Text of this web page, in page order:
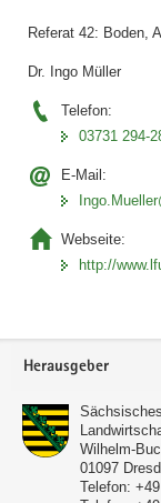
Referat 42: Boden,
Dr. Ingo Müller
Telefon:
03731 294-
E-Mail:
Webseite:
http://
Footer-
Herausgeber
Wilhelm-
01097
Telefon: